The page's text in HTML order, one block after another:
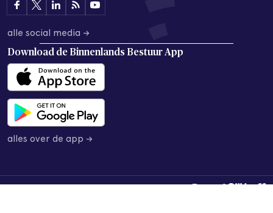
alle social media →
Download de Binnenlands Bestuur App
alles over de app →